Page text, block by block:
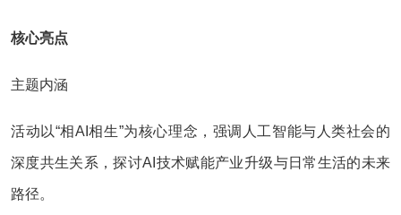
核心亮点‌
主题内涵‌
活动以“相AI相生”为核心理念，强调人工智能与人类社会的
深度共生关系，探讨AI技术赋能产业升级与日常生活的未来
路径‌。